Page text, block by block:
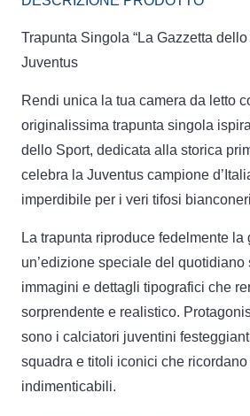
SINGOLO
quantità
Trapunta Singola “La Gazzetta
Juventus
Rendi unica la tua camera da letto
originalissima trapunta singola
dello Sport, dedicata alla storica
celebra la Juventus campione
imperdibile per i veri tifosi
La trapunta riproduce fedelmente la
un’edizione speciale del quotidiano
immagini e dettagli tipografici che
sorprendente e realistico.
sono i calciatori juventini
squadra e titoli iconici che
indimenticabili.